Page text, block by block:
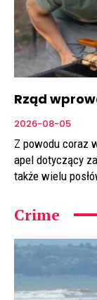
Rząd
2026-08-05
Z powodu coraz
apel dotyczący
także wielu
Crime